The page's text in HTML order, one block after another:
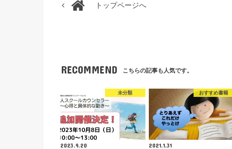
トップページへ
RECOMMEND こちらの記事も人気です。
未分類
2023.9.20
おすすめ書籍
2021.1.31